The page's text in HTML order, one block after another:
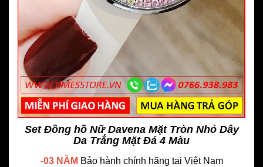
Set Đồng hồ Nữ Davena Mặt Tròn Nhỏ Dây
Da Trắng Mặt Đá 4 Màu
-03 NĂM Bảo hành chính hãng tại Việt Nam